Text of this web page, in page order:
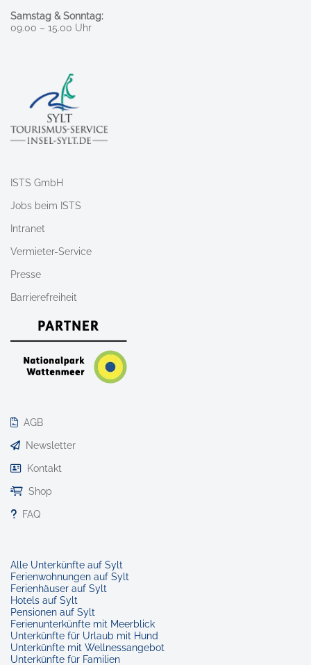
Samstag & Sonntag:
09.00 – 15.00 Uhr
ISTS GmbH
Jobs beim ISTS
Intranet
Vermieter-Service
Presse
Barrierefreiheit
AGB
Newsletter
Kontakt
Shop
FAQ
Alle Unterkünfte auf Sylt
Ferienwohnungen auf Sylt
Ferienhäuser auf Sylt
Hotels auf Sylt
Pensionen auf Sylt
Ferienunterkünfte mit Meerblick
Unterkünfte für Urlaub mit Hund
Unterkünfte mit Wellnessangebot
Unterkünfte für Familien